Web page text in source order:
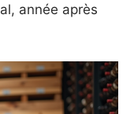
année après